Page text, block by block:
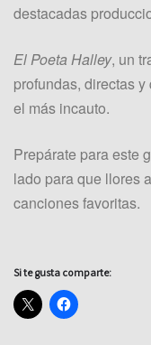
destacadas
El Poeta Halley, un
profundas, directas
el más incauto.
Prepárate para este
lado para que llores
canciones favoritas.
Si te gusta comparte: